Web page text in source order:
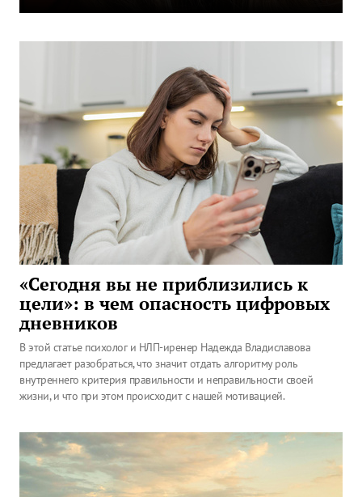
«Сегодня вы не приблизились к
цели»: в чем опасность цифровых
дневников
В этой статье психолог и НЛП-иренер Надежда Владиславова
предлагает разобраться, что значит отдать алгоритму роль
внутреннего критерия правильности и неправильности своей
жизни, и что при этом происходит с нашей мотивацией.